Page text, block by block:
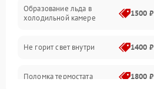
Образование льда в
холодильной камере
1500 ₽
Не горит свет внутри 1400 ₽
Поломка термостата 1800 ₽